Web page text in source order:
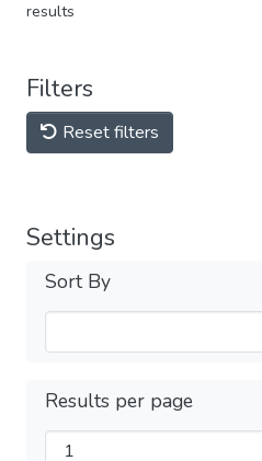
results
Filters
Reset filters
Settings
Sort By
Results per page